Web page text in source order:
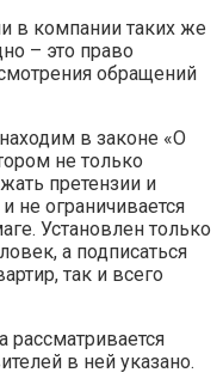
в компании таких же
– это право
обращений
в законе «О
не только
претензии и
не ограничивается
Установлен только
а подписаться
так и всего
рассматривается
в ней указано.